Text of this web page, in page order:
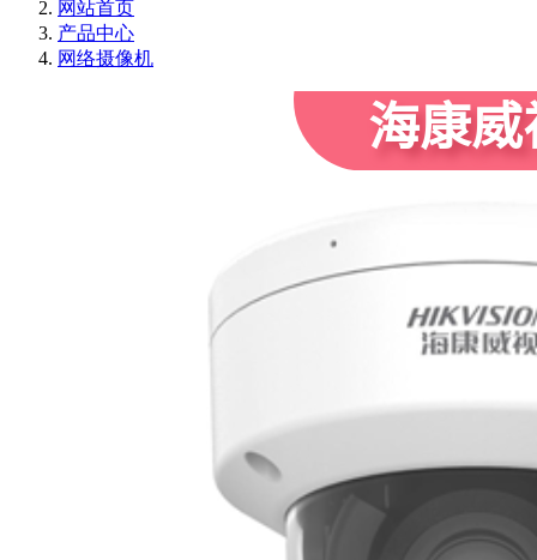
网站首页
产品中心
网络摄像机